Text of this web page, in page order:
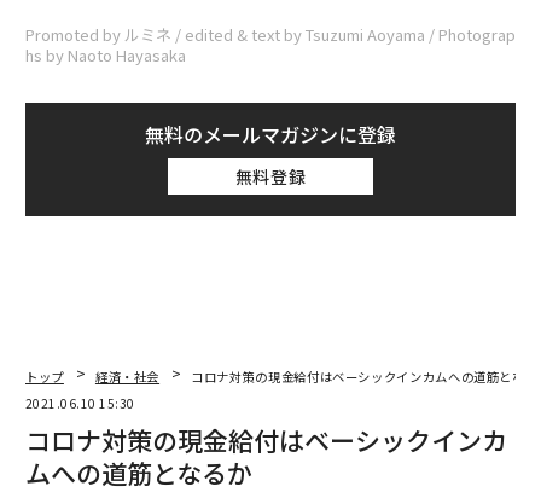
Promoted by ルミネ / edited & text by Tsuzumi Aoyama / Photograp
hs by Naoto Hayasaka
無料のメールマガジンに登録
無料登録
トップ 経済・社会
コロナ対策の現金給付はベーシックインカムへの道筋となる
2021.06.10 15:30
コロナ対策の現金給付はベーシックインカ
ムへの道筋となるか